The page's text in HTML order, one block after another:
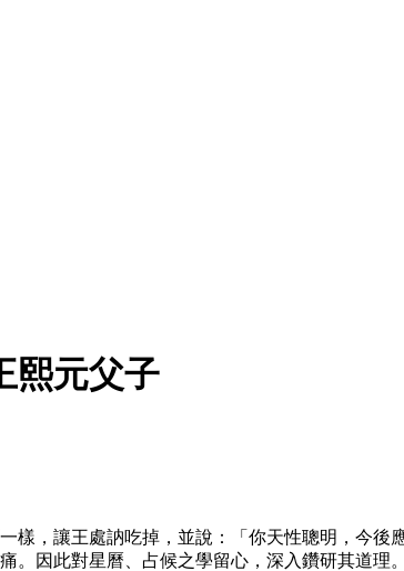
熙元父子
，讓王處訥吃掉，並說：「你天性聰明，今後
因此對星曆、占候之學留心，深入鑽研其道